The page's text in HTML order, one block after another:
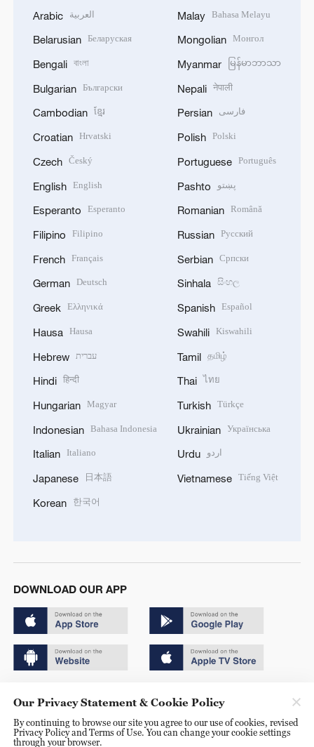
Arabic العربية
Belarusian Беларуская
Bengali বাংলা
Bulgarian Български
Cambodian ខ្មែរ
Croatian Hrvatski
Czech Český
English English
Esperanto Esperanto
Filipino Filipino
French Français
German Deutsch
Greek Ελληνικά
Hausa Hausa
Hebrew עברית
Hindi हिन्दी
Hungarian Magyar
Indonesian Bahasa Indonesia
Italian Italiano
Japanese 日本語
Korean 한국어
Malay Bahasa Melayu
Mongolian Монгол
Myanmar မြန်မာဘာသာ
Nepali नेपाली
Persian فارسی
Polish Polski
Portuguese Português
Pashto پښتو
Romanian Română
Russian Русский
Serbian Српски
Sinhala සිංහල
Spanish Español
Swahili Kiswahili
Tamil தமிழ்
Thai ไทย
Turkish Türkçe
Ukrainian Українська
Urdu اردو
Vietnamese Tiếng Việt
DOWNLOAD OUR APP
京ICP备20000184号
京公网安备 11010502050052号
Our Privacy Statement & Cookie Policy
By continuing to browse our site you agree to our use of cookies, revised
Privacy Policy and Terms of Use. You can change your cookie settings
through your browser.